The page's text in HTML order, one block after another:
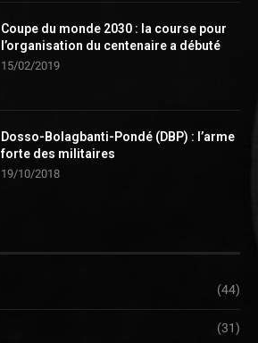
Coupe du monde 2030 : la course pour
l’organisation du centenaire a débuté
15/02/2019
Dosso-Bolagbanti-Pondé (DBP) : l’arme
forte des militaires
19/10/2018
(44)
(31)